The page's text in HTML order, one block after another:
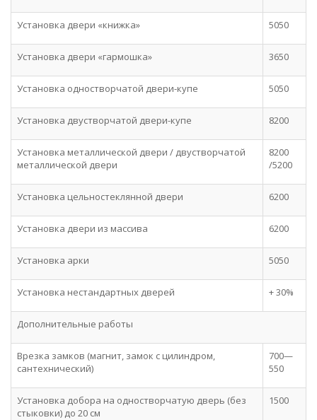
Установка двери «книжка» 5050
Установка двери «гармошка» 3650
Установка одностворчатой двери-купе 5050
Установка двустворчатой двери-купе 8200
Установка металлической двери / двустворчатой
металлической двери
8200
/5200
Установка цельностеклянной двери 6200
Установка двери из массива 6200
Установка арки 5050
Установка нестандартных дверей + 30%
Дополнительные работы
Врезка замков (магнит, замок с цилиндром,
сантехнический)
700—
550
Установка добора на одностворчатую дверь (без
стыковки) до 20 см
1500